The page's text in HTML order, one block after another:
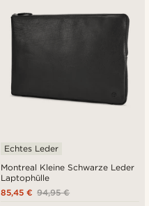
Höchster Preis
Montreal Kleine Schwarze Leder
Laptophülle
Echtes Leder
94,95 €
85,45 €